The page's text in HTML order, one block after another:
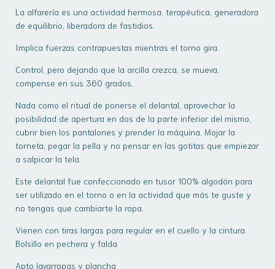
La alfarería es una actividad hermosa, terapéutica, generadora
de equilibrio, liberadora de fastidios.
Implica fuerzas contrapuestas mientras el torno gira.
Control, pero dejando que la arcilla crezca, se mueva,
compense en sus 360 grados.
Nada como el ritual de ponerse el delantal, aprovechar la
posibilidad de apertura en dos de la parte inferior del mismo,
cubrir bien los pantalones y prender la máquina. Mojar la
torneta, pegar la pella y no pensar en las gotitas que empiezar
a salpicar la tela.
Este delantal fue confeccionado en tusor 100% algodón para
ser utilizado en el torno o en la actividad que más te guste y
no tengas que cambiarte la ropa.
Vienen con tiras largas para regular en el cuello y la cintura.
Bolsillo en pechera y falda
Apto lavarropas y plancha